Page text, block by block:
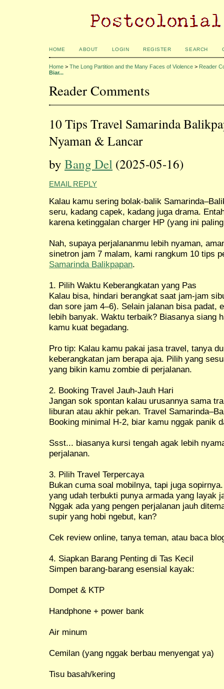
HOME ABOUT LOGIN REGISTER SEARCH
Home > The Long Partition and the Many Faces of Violence > Reader
Biar...
Reader Comments
10 Tips Travel Samarinda
Nyaman & Lancar
by Bang Del (2025-05-16)
EMAIL REPLY
Kalau kamu sering bolak-balik
seru, kadang capek, kadang juga drama.
karena ketinggalan charger HP (yang ini
Nah, supaya perjalananmu lebih nyaman,
sinetron jam 7 malam, kami rangkum 10 tips
Samarinda Balikpapan.
1. Pilih Waktu Keberangkatan yang Pas
Kalau bisa, hindari berangkat saat jam-jam
dan sore jam 4–6). Selain jalanan bisa padat,
lebih banyak. Waktu terbaik? Biasanya siang
kamu kuat begadang.
Pro tip: Kalau kamu pakai jasa travel, tanya
keberangkatan jam berapa aja. Pilih yang
yang bikin kamu zombie di perjalanan.
2. Booking Travel Jauh-Jauh Hari
Jangan sok spontan kalau urusannya sama
liburan atau akhir pekan. Travel
Booking minimal H-2, biar kamu nggak panik
Ssst... biasanya kursi tengah agak lebih
perjalanan.
3. Pilih Travel Terpercaya
Bukan cuma soal mobilnya, tapi juga
yang udah terbukti punya armada yang layak
Nggak ada yang pengen perjalanan jauh
supir yang hobi ngebut, kan?
Cek review online, tanya teman, atau baca
4. Siapkan Barang Penting di Tas Kecil
Simpen barang-barang esensial kayak:
Dompet & KTP
Handphone + power bank
Air minum
Cemilan (yang nggak berbau menyengat ya)
Tisu basah/kering